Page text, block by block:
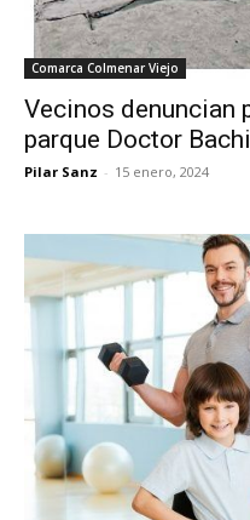
Comarca Colmenar Viejo
Vecinos denuncian
parque Doctor
Pilar Sanz - 15 enero, 2024